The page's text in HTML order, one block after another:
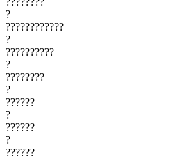
?
????????????
?
??????????
?
????????
?
??????
?
??????
?
??????